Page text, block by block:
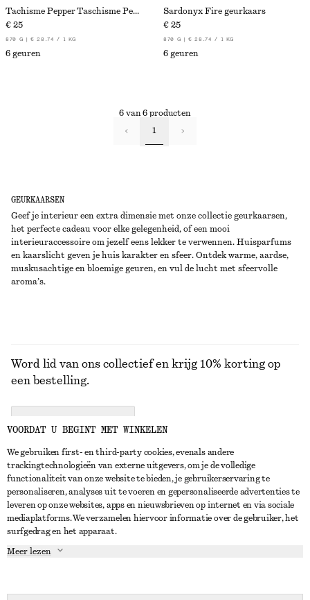
GEURKAARSEN
Geef je interieur een extra dimensie met onze collectie geurkaarsen,
het perfecte cadeau voor elke gelegenheid, of een mooi
interieuraccessoire om jezelf eens lekker te verwennen. Huisparfums
en kaarslicht geven je huis karakter en sfeer. Ontdek warme, aardse,
muskusachtige en bloemige geuren, en vul de lucht met sfeervolle
aroma’s.
Tachisme Pepper Taschisme Pepper geurkaars
€ 25
870 G | € 28.74 / 1 KG
6 geuren
Sardonyx Fire geurkaars
€ 25
870 G | € 28.74 / 1 KG
6 geuren
6 van 6 producten
1
NEEM CONTACT OP
Neem contact met ons op
Store locator
Partners
Instagram
KLANTENSERVICE
OVER ONS
In de maak
Word lid van ons collectief en krijg 10% korting op
een bestelling.
VOORDAT U BEGINT MET WINKELEN
We gebruiken first- en third-party cookies, evenals andere
trackingtechnologieën van externe uitgevers, om je de volledige
functionaliteit van onze website te bieden, je gebruikerservaring te
personaliseren, analyses uit te voeren en gepersonaliseerde advertenties te
leveren op onze websites, apps en nieuwsbrieven op internet en via sociale
mediaplatforms. We verzamelen hiervoor informatie over de gebruiker, het
surfgedrag en het apparaat.
Meer lezen